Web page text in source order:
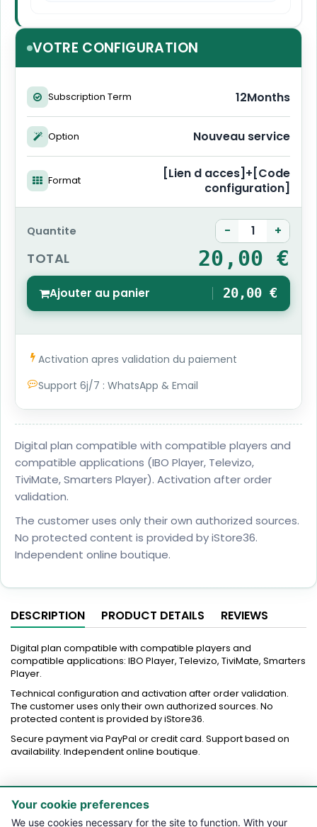
Your cookie preferences
We use cookies necessary for the site to function. With your
VOTRE CONFIGURATION
Subscription Term 12Months
Option Nouveau service
Format
[Lien d acces]+[Code
configuration]
Quantite - +
TOTAL 20,00 €
Ajouter au panier 20,00 €
Activation apres validation du paiement
Support 6j/7 : WhatsApp & Email
Digital plan compatible with compatible players and
compatible applications (IBO Player, Televizo,
TiviMate, Smarters Player). Activation after order
validation.
The customer uses only their own authorized sources.
No protected content is provided by iStore36.
Independent online boutique.
DESCRIPTION PRODUCT DETAILS REVIEWS
Digital plan compatible with compatible players and
compatible applications: IBO Player, Televizo, TiviMate, Smarters
Player.
Technical configuration and activation after order validation.
The customer uses only their own authorized sources. No
protected content is provided by iStore36.
Secure payment via PayPal or credit card. Support based on
availability. Independent online boutique.
PRODUCTS